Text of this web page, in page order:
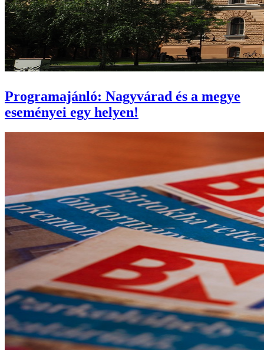
Programajánló: Nagyvárad és a megye
eseményei egy helyen!